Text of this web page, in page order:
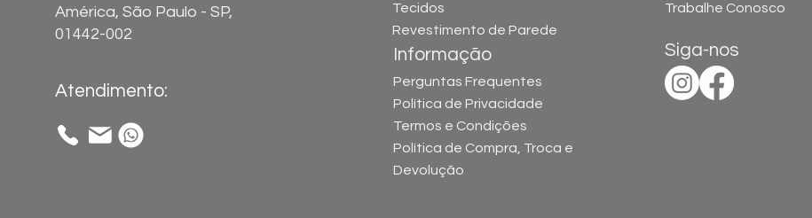
América, São Paulo - SP,
01442-002
Atendimento:
Tecidos
Revestimento de Parede
Informação
Perguntas Frequentes
Política de Privacidade
Termos e Condições
Política de Compra, Troca e
Devolução
Trabalhe Conosco
Siga-nos